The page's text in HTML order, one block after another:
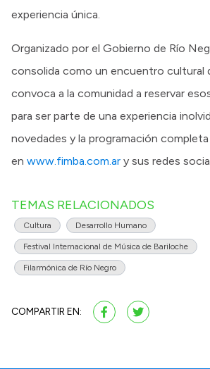
experiencia única.
Organizado por el Gobierno de Río
consolida como un encuentro cultural
convoca a la comunidad a reservar
para ser parte de una experiencia
novedades y la programación
en www.fimba.com.ar y sus redes
TEMAS RELACIONADOS
Cultura Desarrollo Humano
Festival Internacional de Música de Bariloche
Filarmónica de Río Negro
COMPARTIR EN: